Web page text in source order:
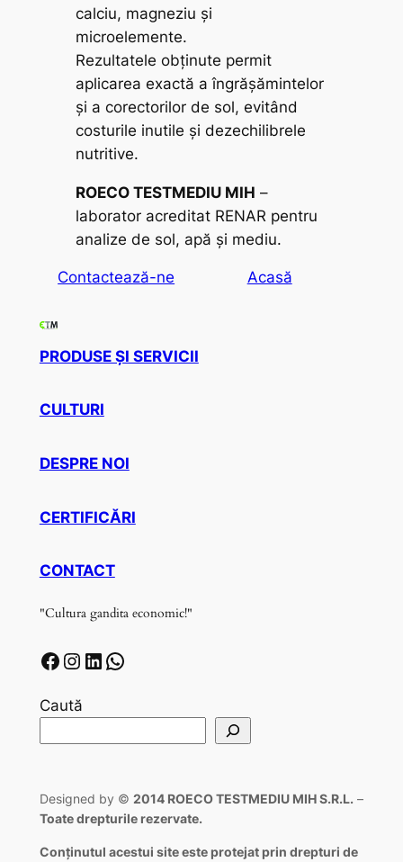
calciu, magneziu și
microelemente.
Rezultatele obținute permit
aplicarea exactă a îngrășămintelor
și a corectorilor de sol, evitând
costurile inutile și dezechilibrele
nutritive.
ROECO TESTMEDIU MIH –
laborator acreditat RENAR pentru
analize de sol, apă și mediu.
Contactează-ne Acasă
PRODUSE ȘI SERVICII
CULTURI
DESPRE NOI
CERTIFICĂRI
CONTACT
"Cultura gandita economic!"
Facebook
Instagram
LinkedIn
WhatsApp
Caută
Designed by © 2014 ROECO TESTMEDIU MIH S.R.L. –
Toate drepturile rezervate.
Conținutul acestui site este protejat prin drepturi de